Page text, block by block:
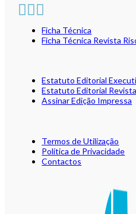
Ficha Técnica
Ficha Técnica Revista
Estatuto Editorial
Estatuto Editorial
Assinar Edição Impressa
Termos de Utilização
Política de Privacidade
Contactos